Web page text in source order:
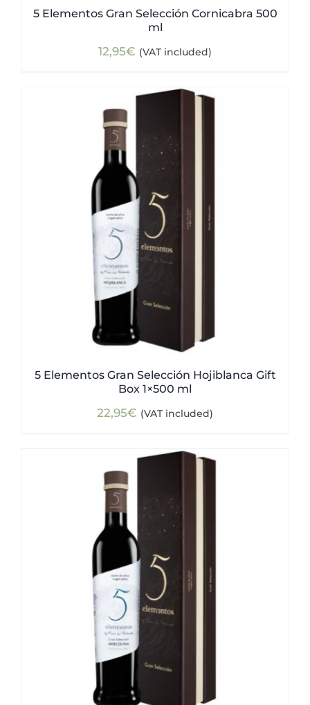
5 Elementos Gran Selección Cornicabra 500
ml
12,95€ (VAT included)
5 Elementos Gran Selección Hojiblanca Gift
Box 1×500 ml
22,95€ (VAT included)